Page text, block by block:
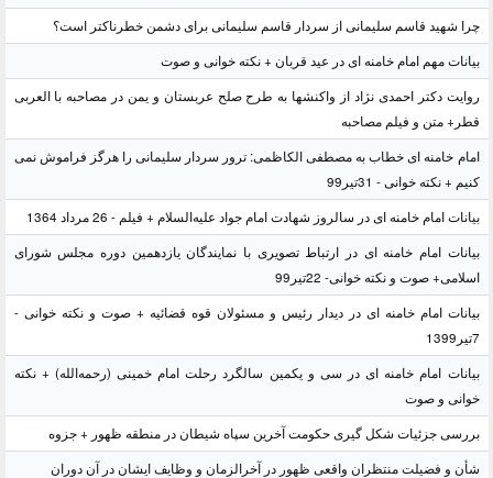
چرا شهید قاسم سلیمانی از سردار قاسم سلیمانی برای دشمن خطرناکتر است؟
بیانات مهم امام خامنه ای در عید قربان + نکته خوانی و صوت
روایت دکتر احمدی نژاد از واکنشها به طرح صلح عربستان و یمن در مصاحبه با العربی
قطر+ متن و فیلم مصاحبه
امام خامنه ای خطاب به مصطفی الکاظمی: ترور سردار سلیمانی را هرگز فراموش نمی
کنیم + نکته خوانی - 31تیر99
بیانات امام خامنه ای در سالروز شهادت امام جواد علیه‌السلام + فیلم - 26 مرداد 1364
بیانات امام خامنه ای در ارتباط تصویری با نمایندگان یازدهمین دوره مجلس شورای
اسلامی+ صوت و نکته خوانی- 22تیر99
بیانات امام خامنه ای در دیدار رئیس و مسئولان قوه قضائیه + صوت و نکته خوانی -
7تیر1399
بیانات امام خامنه ای در سی و یکمین سالگرد رحلت امام خمینی (رحمه‌الله) + نکته
خوانی و صوت
بررسی جزئیات شکل گیری حکومت آخرین سپاه شیطان در منطقه ظهور + جزوه
شأن و فضیلت منتظران واقعی ظهور در آخرالزمان و وظایف ایشان در آن دوران